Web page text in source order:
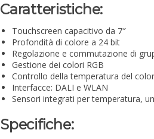
Caratteristiche:
Touchscreen capacitivo da 7″
Profondità di colore a 24 bit
Regolazione e commutazione di
Gestione dei colori RGB
Controllo della temperatura del
Interfacce: DALI e WLAN
Sensori integrati per temperatura,
Specifiche: